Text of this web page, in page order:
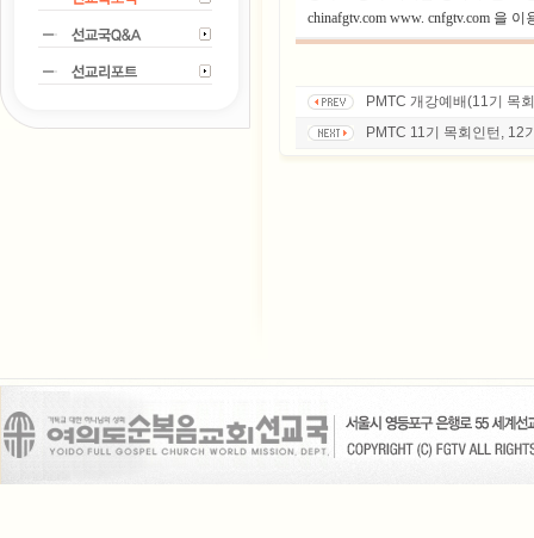
chinafgtv.com www. cnfgtv.com 을
PMTC 개강예배(11기 목
PMTC 11기 목회인턴, 12